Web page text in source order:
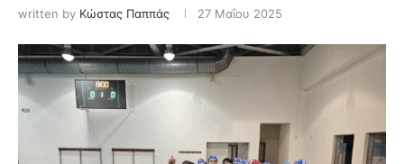
written by Κώστας Παππάς 27 Μαΐου 2025